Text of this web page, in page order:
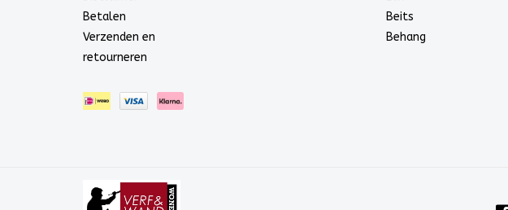
Betalen
Verzenden en
retourneren
Beits
Behang